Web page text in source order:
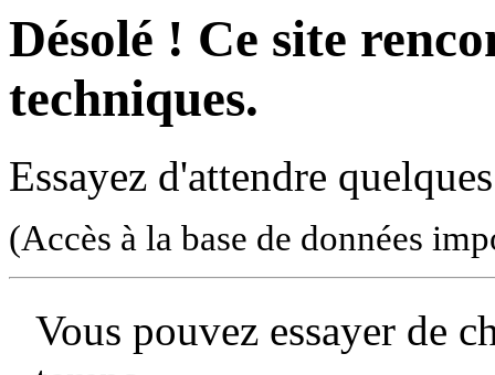
Désolé ! Ce site
techniques.
Essayez d'attendre
(Accès à la base de données
Vous pouvez essayer de